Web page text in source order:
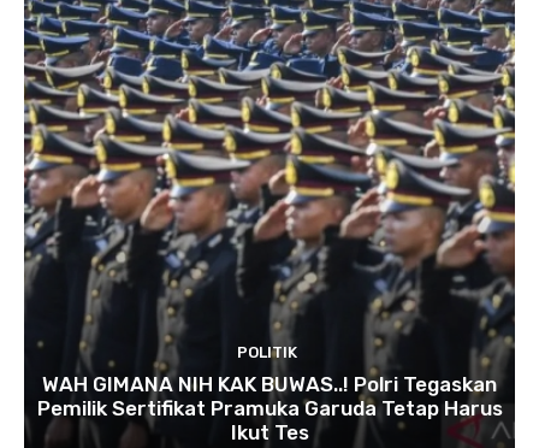
POLITIK
WAH GIMANA NIH KAK BUWAS..! Polri Tegaskan
Pemilik Sertifikat Pramuka Garuda Tetap Harus
Ikut Tes